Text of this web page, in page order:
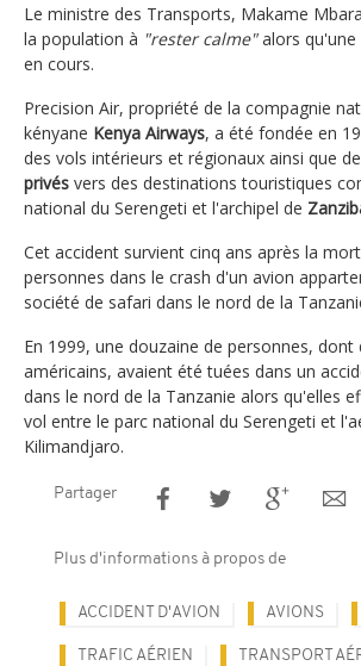
Le ministre des Transports, Makame
la population à "rester calme"alors qu'une
en cours.
Precision Air, propriété de la compagnie
kényane Kenya Airways, a été fondée en
des vols intérieurs et régionaux ainsi que
privés vers des destinations touristiques
national du Serengeti et l'archipel de
Cet accident survient cinq ans après la
personnes dans le crash d'un avion
société de safari dans le nord de la
En 1999, une douzaine de personnes, dont
américains, avaient été tuées dans un
dans le nord de la Tanzanie alors qu'elles
vol entre le parc national du Serengeti et
Kilimandjaro.
Partager
Plus d'informations à propos de
ACCIDENT D'AVION AVIONS
TRAFIC AÉRIEN TRANSPORT